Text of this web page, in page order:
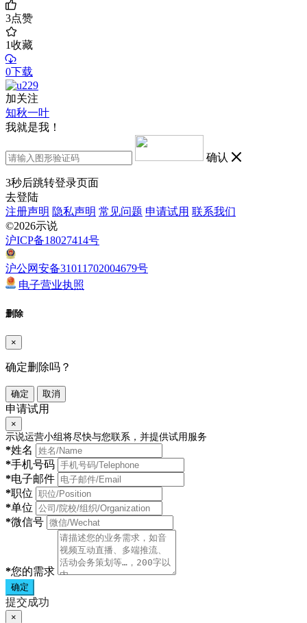
3点赞
1收藏
0下载
加关注
知秋一叶
我就是我！
确认
3秒后跳转登录页面
去登陆
注册声明 隐私声明 常见问题 申请试用 联系我们
©2026示说
沪ICP备18027414号
沪公网安备31011702004679号
电子营业执照
删除
×
确定删除吗？
确定 取消
申请试用
×
示说运营小组将尽快与您联系，并提供试用服务
*姓名
*手机号码
*电子邮件
*职位
*单位
*微信号
*您的需求
确定
提交成功
×